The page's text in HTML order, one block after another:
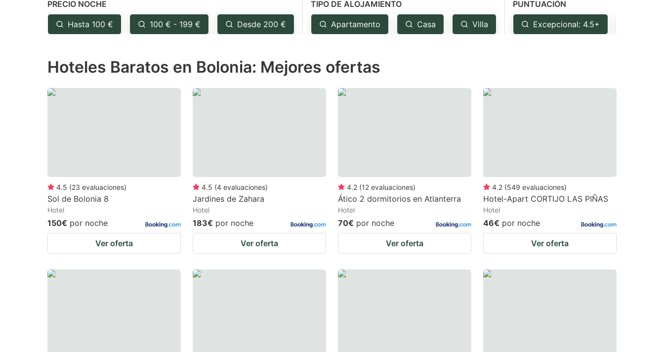
question
mark
key
get
mark
key
get
PRECIO NOCHE
Hasta 100 € 100 € - 199 € Desde 200 €
TIPO DE ALOJAMIENTO
Apartamento Casa Villa
PUNTUACIÓN
Excepcional: 4.5+
Hoteles Baratos en Bolonia: Mejores ofertas
4.5 (23 evaluaciones)
Sol de Bolonia 8
Hotel
150€ por noche
Ver oferta
4.5 (4 evaluaciones)
Jardines de Zahara
Hotel
183€ por noche
Ver oferta
4.2 (12 evaluaciones)
Ático 2 dormitorios en Atlanterra
Hotel
70€ por noche
Ver oferta
4.2 (549 evaluaciones)
Hotel-Apart CORTIJO LAS PIÑAS
Hotel
46€ por noche
Ver oferta